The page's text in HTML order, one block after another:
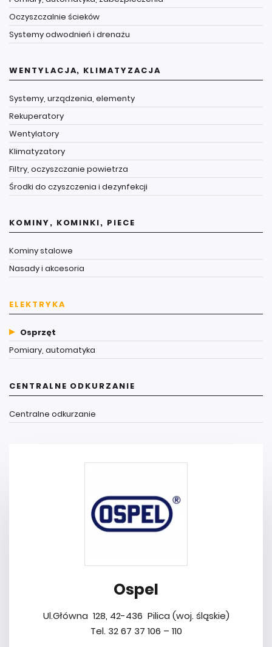
Oczyszczalnie ścieków
Systemy odwodnień i drenażu
WENTYLACJA, KLIMATYZACJA
Systemy, urządzenia, elementy
Rekuperatory
Wentylatory
Klimatyzatory
Filtry, oczyszczanie powietrza
Środki do czyszczenia i dezynfekcji
KOMINY, KOMINKI, PIECE
Kominy stalowe
Nasady i akcesoria
ELEKTRYKA
Osprzęt
Pomiary, automatyka
CENTRALNE ODKURZANIE
Centralne odkurzanie
Ospel
Ul.Główna 128, 42-436 Pilica (woj. śląskie)
Tel. 32 67 37 106 – 110